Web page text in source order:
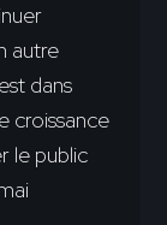
autre
dans
croissance
le public